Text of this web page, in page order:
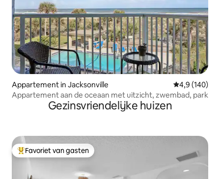
Appartement in Jacksonville Gemiddelde
4,9 (140)
Appartement aan de oceaan met uitzicht, zwembad, park
Gezinsvriendelijke huizen
Topfavoriet van gasten
Favoriet van gasten